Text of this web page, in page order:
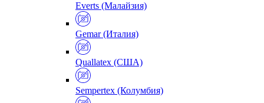
Everts (Малайзия)
Gemar (Италия)
Quallatex (США)
Sempertex (Колумбия)